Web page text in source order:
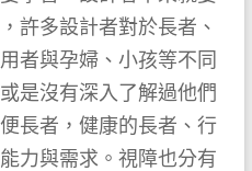
許多設計者對於長者、
者與孕婦、小孩等不同
是沒有深入了解過他們
長者，健康的長者、行
力與需求。視障也分有